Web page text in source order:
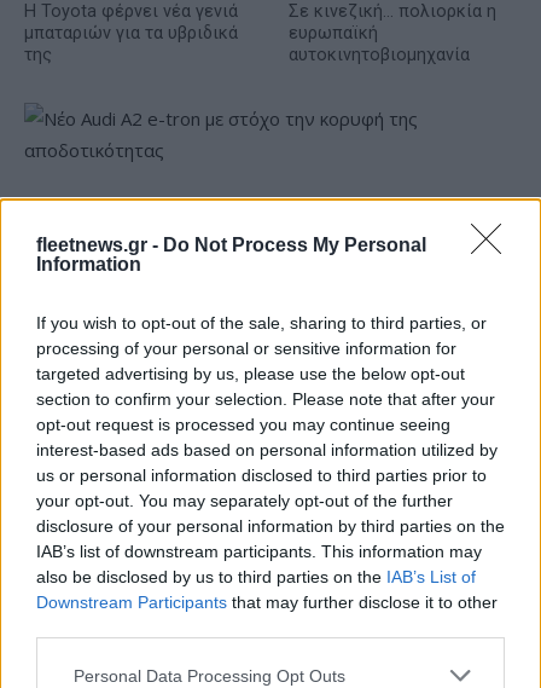
fleetnews.gr - Do Not Process My Personal
Information
If you wish to opt-out of the sale, sharing to third parties, or
processing of your personal or sensitive information for
targeted advertising by us, please use the below opt-out
section to confirm your selection. Please note that after your
opt-out request is processed you may continue seeing
interest-based ads based on personal information utilized by
us or personal information disclosed to third parties prior to
your opt-out. You may separately opt-out of the further
disclosure of your personal information by third parties on the
IAB’s list of downstream participants. This information may
also be disclosed by us to third parties on the IAB’s List of
Downstream Participants that may further disclose it to other
Please note that this website/app uses one or more Google
Personal Data Processing Opt Outs
Η Toyota φέρνει νέα γενιά
μπαταριών για τα υβριδικά
της
Σε κινεζική… πολιορκία η
ευρωπαϊκή
αυτοκινητοβιομηχανία
Νέο Audi A2 e-tron με στόχο την κορυφή της
Ευρωπαϊκό Κορασίδων:
Άνετη νίκη της Ελλάδας
στην πρεμιέρα, 78-36 την
Ιρλανδία
Γιαννακόπουλος: «Όταν σου
ρίχνουν μια πέτρα, τους
καταστρέφεις» (vid)